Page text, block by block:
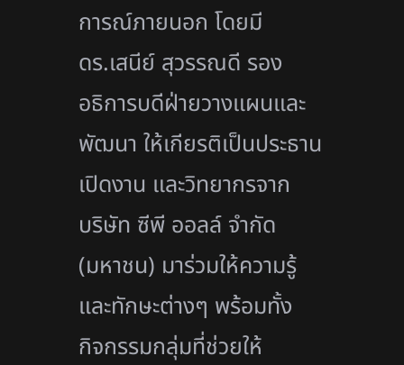
การณ์ภายนอก โดยมี
ดร.เสนีย์ สุวรรณดี รอง
อธิการบดีฝ่ายวางแผนและ
พัฒนา ให้เกียรติเป็นประธาน
เปิดงาน และวิทยากรจาก
บริษัท ซีพี ออลล์ จำกัด
(มหาชน) มาร่วมให้ความรู้
และทักษะต่างๆ พร้อมทั้ง
กิจกรรมกลุ่มที่ช่วยให้